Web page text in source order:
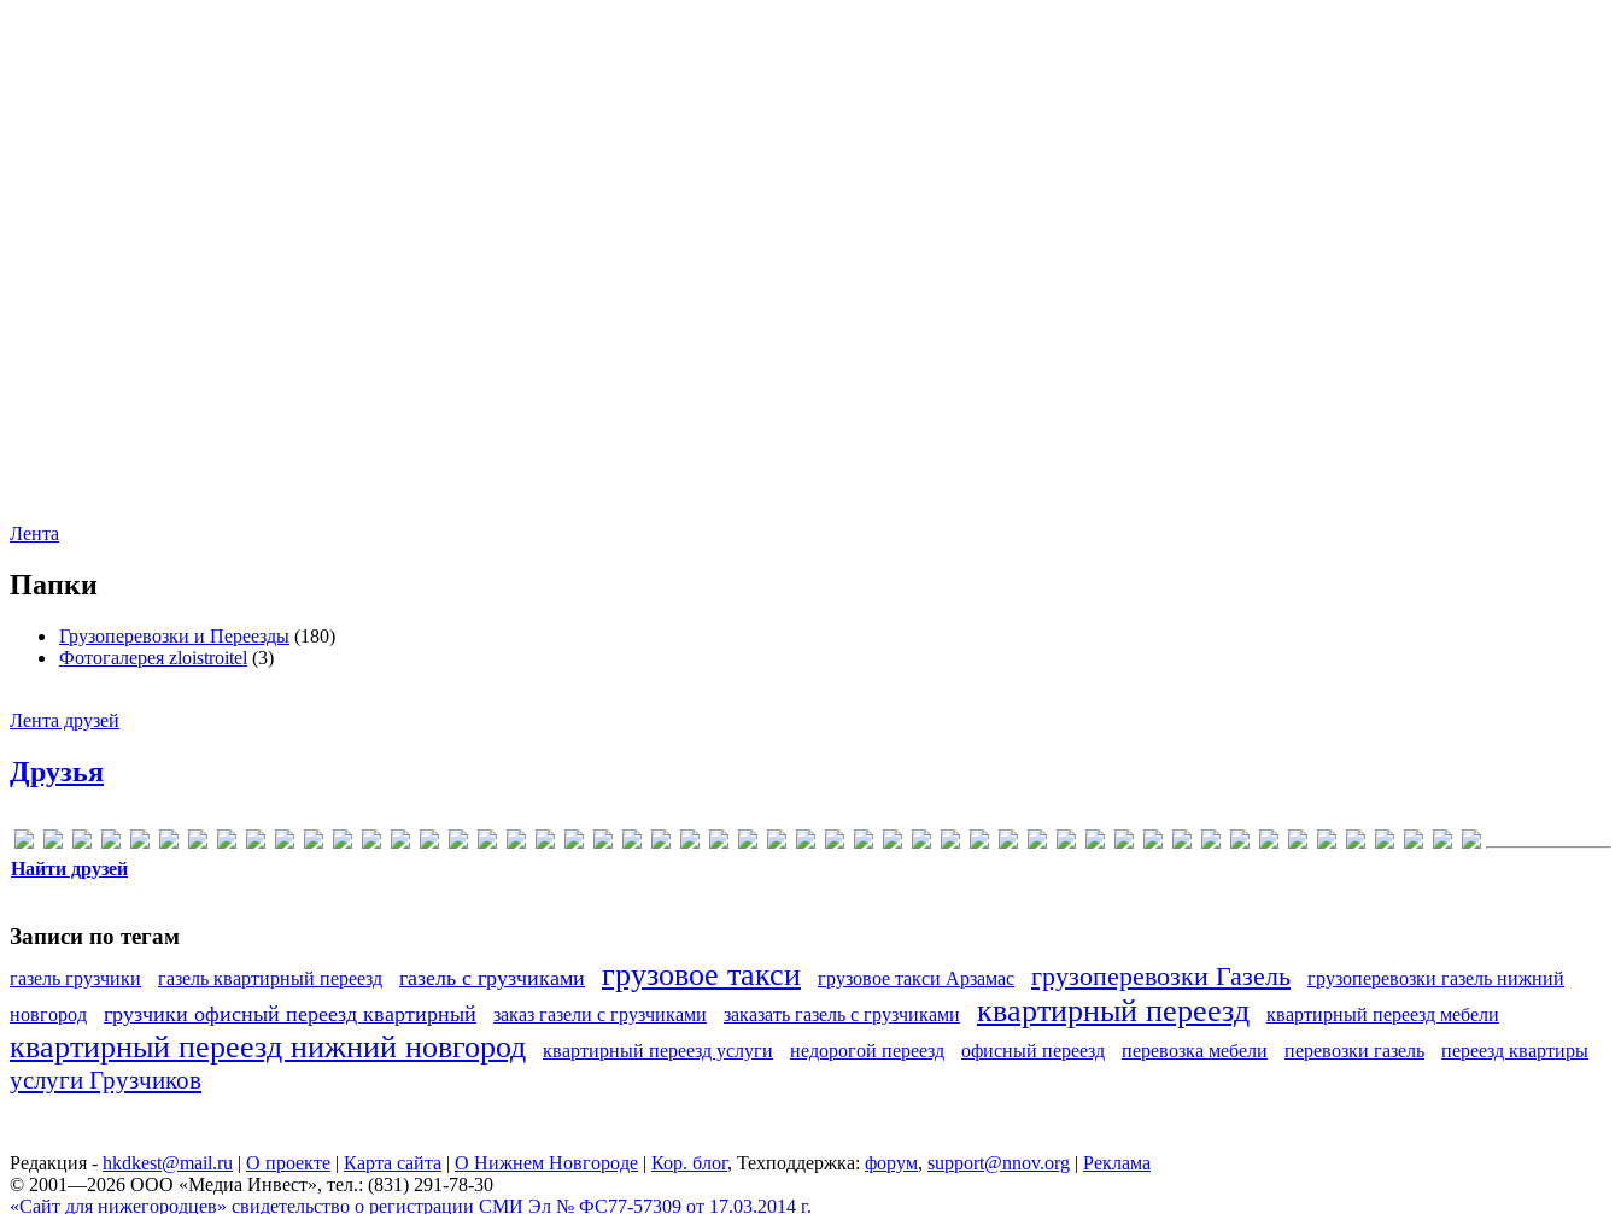
Лента
Папки
Грузоперевозки и Переезды (180)
Фотогалерея zloistroitel (3)
Лента друзей
Друзья
Найти друзей
Записи по тегам
газель грузчики газель квартирный переезд газель с грузчиками грузовое такси грузовое такси Арзамас грузоперевозки Газель
грузоперевозки газель нижний
новгород
грузчики офисный переезд квартирный заказ газели с грузчиками заказать газель с грузчиками квартирный переезд квартирный переезд мебели
квартирный переезд нижний новгород квартирный переезд услуги недорогой переезд офисный переезд перевозка мебели перевозки газель переезд квартиры
услуги Грузчиков
Редакция - hkdkest@mail.ru | О проекте | Карта сайта | О Нижнем Новгороде | Кор. блог, Техподдержка: форум, support@nnov.org | Реклама
© 2001—2026 ООО «Медиа Инвест», тел.: (831) 291-78-30
«Сайт для нижегородцев» свидетельство о регистрации СМИ Эл № ФС77-57309 от 17.03.2014 г.